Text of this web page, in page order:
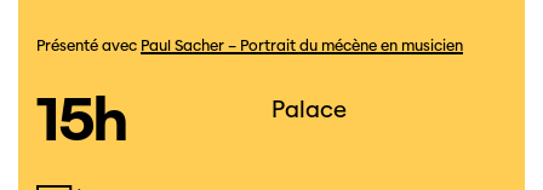
Présenté avec Paul Sacher – Portrait du mécène en musicien
15h Palace